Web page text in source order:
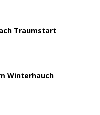
Traumstart
Winterhauch